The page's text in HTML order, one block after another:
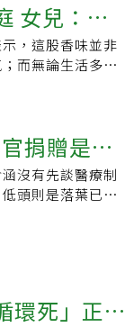
女兒：我
，這股香味並非
而無論生活多麼
重見光明，代替
捐贈是我
沒有先談醫療制
頭則是落葉已經
環死」正名